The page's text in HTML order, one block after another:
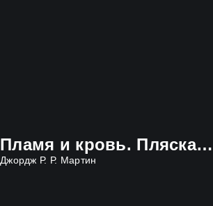
Пламя и кровь. Пляска смерти
Джордж Р. Р. Мартин